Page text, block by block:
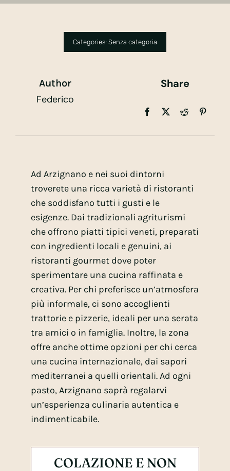
Categories: Senza categoria
Author
Federico
Share
Ad Arzignano e nei suoi dintorni
troverete una ricca varietà di ristoranti
che soddisfano tutti i gusti e le
esigenze. Dai tradizionali agriturismi
che offrono piatti tipici veneti, preparati
con ingredienti locali e genuini, ai
ristoranti gourmet dove poter
sperimentare una cucina raffinata e
creativa. Per chi preferisce un’atmosfera
più informale, ci sono accoglienti
trattorie e pizzerie, ideali per una serata
tra amici o in famiglia. Inoltre, la zona
offre anche ottime opzioni per chi cerca
una cucina internazionale, dai sapori
mediterranei a quelli orientali. Ad ogni
pasto, Arzignano saprà regalarvi
un’esperienza culinaria autentica e
indimenticabile.
COLAZIONE E NON